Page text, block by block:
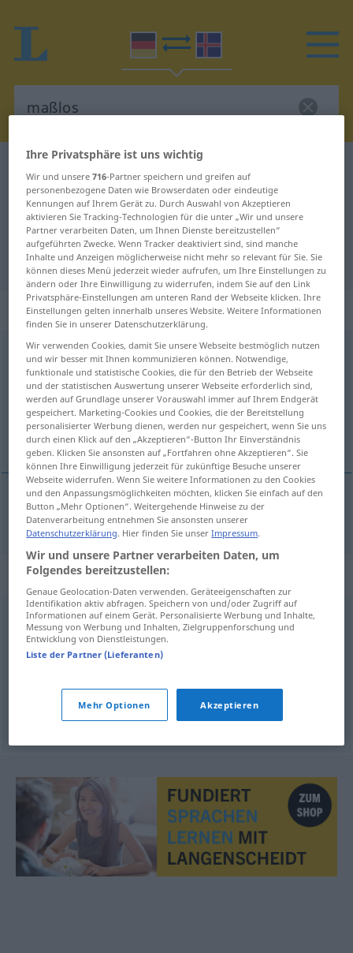
Deutsch-Isländisch Übersetzung
für "maßlos"
"maßlos" Isländisch Übersetzung
„maßlos“
maßlos
Übersicht aller Übersetzungen
(Für mehr Details die Übersetzung anklicken/antippen)
hóflaus
hóflaus maßlos
Synonyme für "maßlos"
außerordentlich,übertrieben,uferlos,übermäßig
(Hauptform)
allzu (sehr),übertrieben,übermäßig,uferlos
Ihre Privatsphäre ist uns wichtig
Wir und unsere716-Partner speichern und greifen auf
personenbezogene Daten wie Browserdaten oder eindeutige
Kennungen auf Ihrem Gerät zu. Durch Auswahl von Akzeptieren
aktivieren Sie Tracking-Technologien für die unter „Wir und unsere
Partner verarbeiten Daten, um Ihnen Dienste bereitzustellen“
aufgeführten Zwecke. Wenn Tracker deaktiviert sind, sind manche
Inhalte und Anzeigen möglicherweise nicht mehr so relevant für Sie. Sie
können dieses Menü jederzeit wieder aufrufen, um Ihre Einstellungen zu
ändern oder Ihre Einwilligung zu widerrufen, indem Sie auf den Link
Privatsphäre-Einstellungen am unteren Rand der Webseite klicken. Ihre
Einstellungen gelten innerhalb unseres Website. Weitere Informationen
finden Sie in unserer Datenschutzerklärung.
Wir verwenden Cookies, damit Sie unsere Webseite bestmöglich nutzen
und wir besser mit Ihnen kommunizieren können. Notwendige,
funktionale und statistische Cookies, die für den Betrieb der Webseite
und der statistischen Auswertung unserer Webseite erforderlich sind,
werden auf Grundlage unserer Vorauswahl immer auf Ihrem Endgerät
gespeichert. Marketing-Cookies und Cookies, die der Bereitstellung
personalisierter Werbung dienen, werden nur gespeichert, wenn Sie uns
durch einen Klick auf den „Akzeptieren“-Button Ihr Einverständnis
geben. Klicken Sie ansonsten auf „Fortfahren ohne Akzeptieren“. Sie
können Ihre Einwilligung jederzeit für zukünftige Besuche unserer
Webseite widerrufen. Wenn Sie weitere Informationen zu den Cookies
und den Anpassungsmöglichkeiten möchten, klicken Sie einfach auf den
Button „Mehr Optionen“. Weitergehende Hinweise zu der
Datenverarbeitung entnehmen Sie ansonsten unserer
Datenschutzerklärung. Hier finden Sie unserImpressum.
Wir und unsere Partner verarbeiten Daten, um
Folgendes bereitzustellen:
Genaue Geolocation-Daten verwenden. Geräteeigenschaften zur
Identifikation aktiv abfragen. Speichern von und/oder Zugriff auf
Informationen auf einem Gerät. Personalisierte Werbung und Inhalte,
Messung von Werbung und Inhalten, Zielgruppenforschung und
Entwicklung von Dienstleistungen.
Liste der Partner (Lieferanten)
Mehr Optionen Akzeptieren